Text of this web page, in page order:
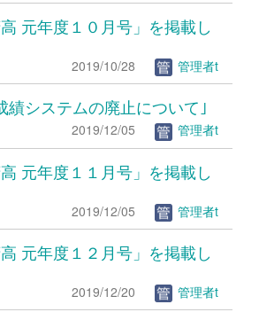
元年度１０月号」を掲載し
2019/10/28 管理者t
績システムの廃止について｣
2019/12/05 管理者t
元年度１１月号」を掲載し
2019/12/05 管理者t
元年度１２月号」を掲載し
2019/12/20 管理者t